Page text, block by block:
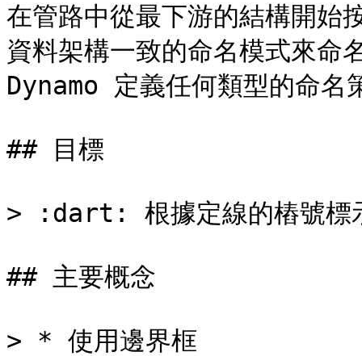
在管路中從最下游的結構開始
資料架構一致的命名模式來命
Dynamo 定義任何類型的命名
## 目標
> :dart: 根據定線的樁號標
## 主要概念
> * 使用邊界框